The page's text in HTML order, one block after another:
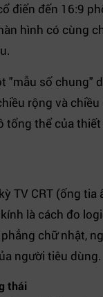
điển đến 16:9
hình có cùng
"mẫu số chung"
rộng và
thể của
TV CRT (ống
là cách đo
chữ nhật,
người tiêu dùng.
thái